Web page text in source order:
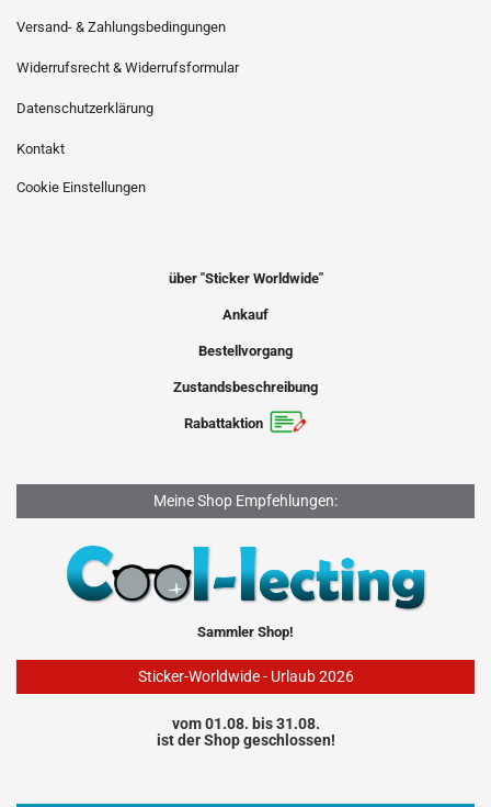
Versand- & Zahlungsbedingungen
Widerrufsrecht & Widerrufsformular
Datenschutzerklärung
Kontakt
Cookie Einstellungen
über "Sticker Worldwide"
Ankauf
Bestellvorgang
Zustandsbeschreibung
Rabattaktion
Meine Shop Empfehlungen:
Sammler Shop!
Sticker-Worldwide - Urlaub 2026
vom 01.08. bis 31.08.
ist der Shop geschlossen!